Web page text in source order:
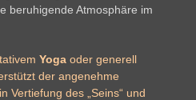
beruhigende Atmosphäre im
Yoga oder generell
der angenehme
Vertiefung des „Seins“ und